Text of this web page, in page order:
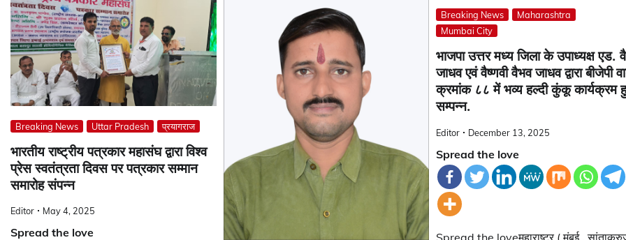
Breaking News Uttar Pradesh प्रयागराज
भारतीय राष्ट्रीय पत्रकार महासंघ द्वारा विश्व
प्रेस स्वतंत्रता दिवस पर पत्रकार सम्मान
समारोह संपन्न
Editor May 4, 2025
Spread the love
Breaking News
Maharashtra
Mumbai City
भाजपा उत्तर मध्य जिला के उपाध्यक्ष एड.
जाधव एवं वैष्णवी वैभव जाधव द्वारा बीजेपी
क्रमांक ८८ में भव्य हल्दी कुंकू कार्यक्रम
सम्पन्न.
Editor December 13, 2025
Spread the love
Spread the loveमहाराष्ट्र ( मुंबई ,